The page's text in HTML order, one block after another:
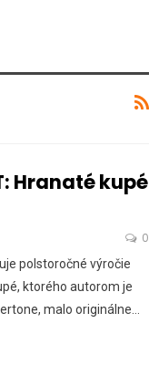
Hranaté kupé
0
polstoročné výročie
ktorého autorom je
malo originálne…